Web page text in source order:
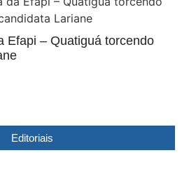
Efapi – Quatiguá torcendo
Editoriais